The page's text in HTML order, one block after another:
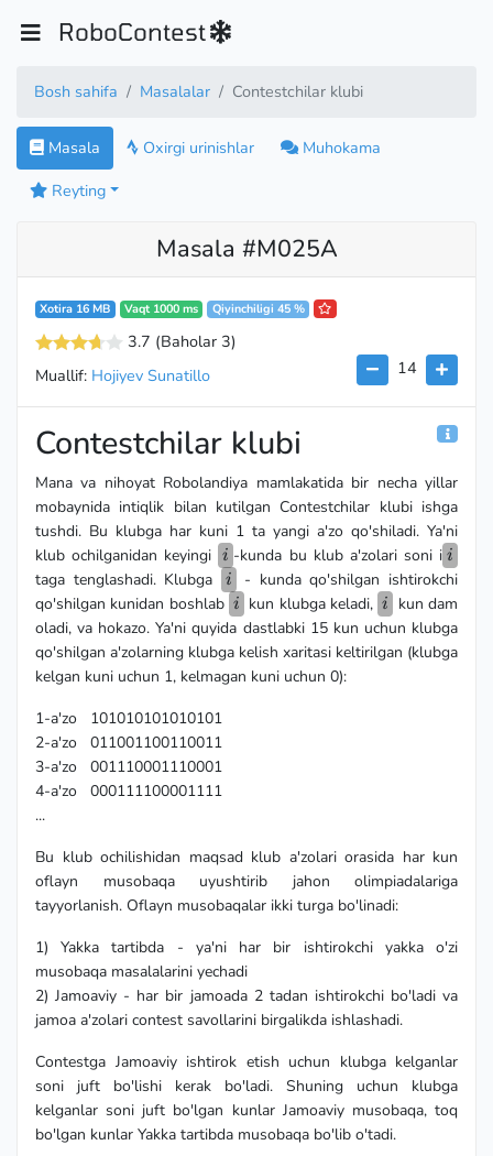
RoboContest
Bosh sahifa Masalalar Contestchilar klubi
Masala Oxirgi urinishlar
Muhokama
Reyting
Masala #M025A
Xotira 16 MB Vaqt 1000 ms Qiyinchiligi 45 %
3.7 (Baholar 3)
14
Muallif: Hojiyev Sunatillo
Contestchilar klubi
Mana va nihoyat Robolandiya mamlakatida bir necha yillar
mobaynida intiqlik bilan kutilgan Contestchilar klubi ishga
tushdi. Bu klubga har kuni 1 ta yangi a'zo qo'shiladi. Ya'ni
klub ochilganidan keyingi i
i -kunda bu klub a'zolari soni i i
i
taga tenglashadi. Klubga i
i
- kunda qo'shilgan ishtirokchi
qo'shilgan kunidan boshlab i
i kun klubga keladi, i
i
kun dam
oladi, va hokazo. Ya'ni quyida dastlabki 15 kun uchun klubga
qo'shilgan a'zolarning klubga kelish xaritasi keltirilgan (klubga
kelgan kuni uchun 1, kelmagan kuni uchun 0):
1-a'zo 101010101010101
2-a'zo 011001100110011
3-a'zo 001110001110001
4-a'zo 000111100001111
...
Bu klub ochilishidan maqsad klub a'zolari orasida har kun
oflayn musobaqa uyushtirib jahon olimpiadalariga
tayyorlanish. Oflayn musobaqalar ikki turga bo'linadi:
1) Yakka tartibda - ya'ni har bir ishtirokchi yakka o'zi
musobaqa masalalarini yechadi
2) Jamoaviy - har bir jamoada 2 tadan ishtirokchi bo'ladi va
jamoa a'zolari contest savollarini birgalikda ishlashadi.
Contestga Jamoaviy ishtirok etish uchun klubga kelganlar
soni juft bo'lishi kerak bo'ladi. Shuning uchun klubga
kelganlar soni juft bo'lgan kunlar Jamoaviy musobaqa, toq
bo'lgan kunlar Yakka tartibda musobaqa bo'lib o'tadi.